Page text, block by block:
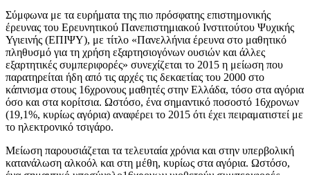
Σύμφωνα με τα ευρήματα της πιο πρόσφατης επιστημονικής
έρευνας του Ερευνητικού Πανεπιστημιακού Ινστιτούτου Ψυχικής
Υγιεινής (ΕΠΙΨΥ), με τίτλο «Πανελλήνια έρευνα στο μαθητικό
πληθυσμό για τη χρήση εξαρτησιογόνων ουσιών και άλλες
εξαρτητικές συμπεριφορές» συνεχίζεται το 2015 η μείωση που
παρατηρείται ήδη από τις αρχές τις δεκαετίας του 2000 στο
κάπνισμα στους 16χρονους μαθητές στην Ελλάδα, τόσο στα αγόρια
όσο και στα κορίτσια. Ωστόσο, ένα σημαντικό ποσοστό 16χρονων
(19,1%, κυρίως αγόρια) αναφέρει το 2015 ότι έχει πειραματιστεί με
το ηλεκτρονικό τσιγάρο.
Μείωση παρουσιάζεται τα τελευταία χρόνια και στην υπερβολική
κατανάλωση αλκοόλ και στη μέθη, κυρίως στα αγόρια. Ωστόσο,